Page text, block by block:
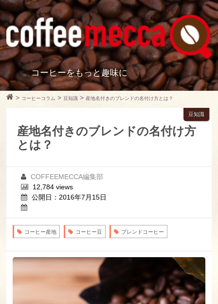
コーヒーをもっと趣味に
> コーヒーコラム >豆知識 > 産地名付きのブレンドの名付け方とは？
産地名付きのブレンドの名付け方
とは？
豆知識
COFFEEMECCA編集部
12,784 views
公開日：2016年7月15日
コーヒー産地 コーヒー豆 ブレンドコーヒー